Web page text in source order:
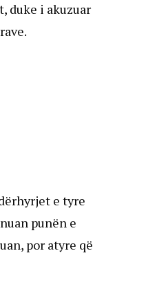
duke i akuzuar
e tyre
punën e
por atyre që